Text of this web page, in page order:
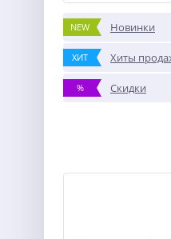
NEW Новинки
ХИТ Хиты
% Скидки